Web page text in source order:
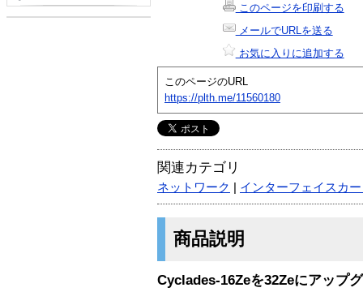
このページを印刷する
メールでURLを送る
お気に入りに追加する
このページのURL
https://plth.me/11560180
関連カテゴリ
ネットワーク インターフェイスカ
商品説明
Cyclades-16Zeを32Zeにアップ